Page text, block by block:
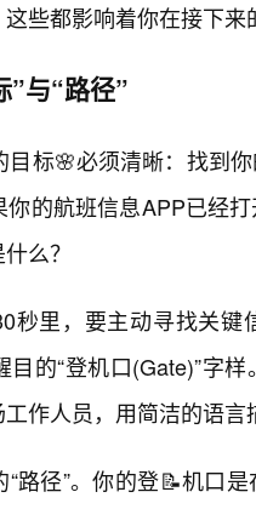
些都影响着你在接下来
”与“路径”
标🌸必须清晰：找到
的航班信息APP已经
么？
秒里，要主动寻找关
的“登机口(Gate)”字
作人员，用简洁的语言
路径”。你的登📝机口